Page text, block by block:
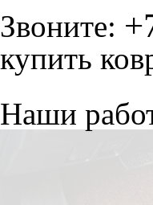
Звоните:
купить
Наши